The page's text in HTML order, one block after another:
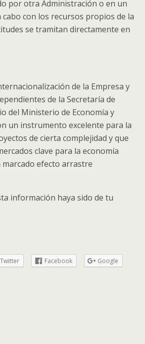
por otra Administración o en un
con los recursos propios de la
se tramitan directamente en
de la Empresa y
de la Secretaría de
del Ministerio de Economía y
un instrumento excelente para la
de cierta complejidad y que
clave para la economía
efecto arrastre
información haya sido de tu
Twitter Facebook Google